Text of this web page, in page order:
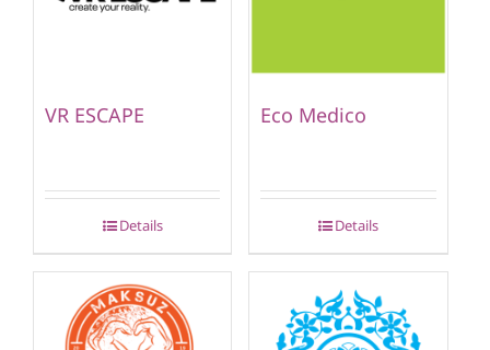
VR ESCAPE
Details
Eco Medico
Details